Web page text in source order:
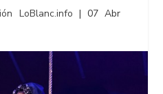
LoBlanc.info | 07 Abr